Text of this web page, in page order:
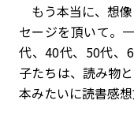
もう本当に、想
セージを頂いて。
代、40代、50代、
子たちは、読み物
本みたいに読書感